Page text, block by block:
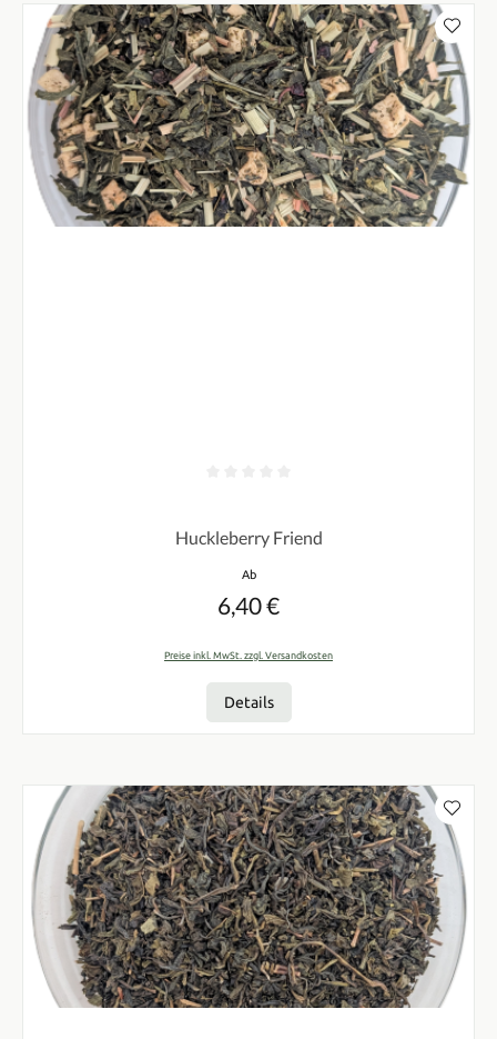
Huckleberry Friend
Regulärer Preis:
Ab
6,40 €
Preise inkl. MwSt. zzgl. Versandkosten
Details